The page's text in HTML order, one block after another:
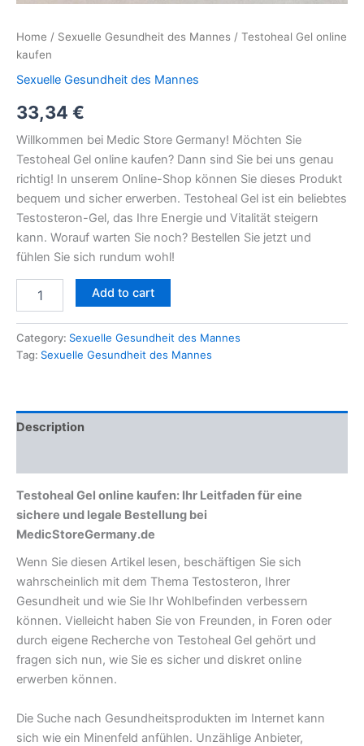
Home / Sexuelle Gesundheit des Mannes / Testoheal Gel online
kaufen
Sexuelle Gesundheit des Mannes
33,34 €
Willkommen bei Medic Store Germany! Möchten Sie
Testoheal Gel online kaufen? Dann sind Sie bei uns genau
richtig! In unserem Online-Shop können Sie dieses Produkt
bequem und sicher erwerben. Testoheal Gel ist ein beliebtes
Testosteron-Gel, das Ihre Energie und Vitalität steigern
kann. Worauf warten Sie noch? Bestellen Sie jetzt und
fühlen Sie sich rundum wohl!
Add to cart
Category: Sexuelle Gesundheit des Mannes
Tag: Sexuelle Gesundheit des Mannes
Description
Testoheal Gel online kaufen: Ihr Leitfaden für eine
sichere und legale Bestellung bei
MedicStoreGermany.de
Wenn Sie diesen Artikel lesen, beschäftigen Sie sich
wahrscheinlich mit dem Thema Testosteron, Ihrer
Gesundheit und wie Sie Ihr Wohlbefinden verbessern
können. Vielleicht haben Sie von Freunden, in Foren oder
durch eigene Recherche von Testoheal Gel gehört und
fragen sich nun, wie Sie es sicher und diskret online
erwerben können.
Die Suche nach Gesundheitsprodukten im Internet kann
sich wie ein Minenfeld anfühlen. Unzählige Anbieter,